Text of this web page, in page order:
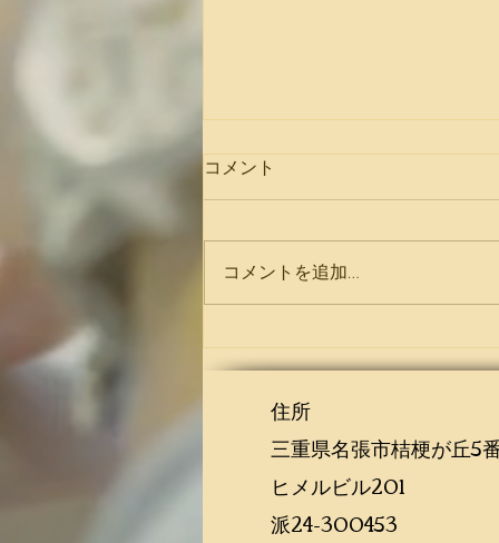
コメント
コメントを追加…
住所
三重県名張市桔梗が丘5
ヒメルビル201
​​派24-300453